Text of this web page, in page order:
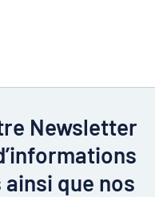
Newsletter
que nos